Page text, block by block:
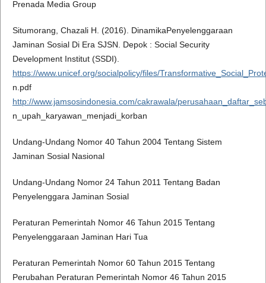
Prenada Media Group
Situmorang, Chazali H. (2016). DinamikaPenyelenggaraan
Jaminan Sosial Di Era SJSN. Depok : Social Security
Development Institut (SSDI).
https://www.unicef.org/socialpolicy/files/
n.pdf
http://www.jamsosindonesia.com/cakrawala/
n_upah_karyawan_menjadi_korban
Undang-Undang Nomor 40 Tahun 2004 Tentang Sistem
Jaminan Sosial Nasional
Undang-Undang Nomor 24 Tahun 2011 Tentang Badan
Penyelenggara Jaminan Sosial
Peraturan Pemerintah Nomor 46 Tahun 2015 Tentang
Penyelenggaraan Jaminan Hari Tua
Peraturan Pemerintah Nomor 60 Tahun 2015 Tentang
Perubahan Peraturan Pemerintah Nomor 46 Tahun 2015